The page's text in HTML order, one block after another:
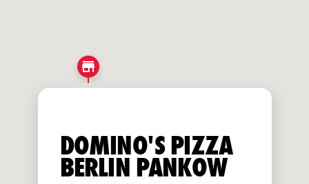
DOMINO'S PIZZA
BERLIN PANKOW